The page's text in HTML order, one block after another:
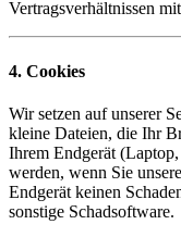
Vertragsverhältnissen
4. Cookies
Wir setzen auf unserer
kleine Dateien, die Ihr
Ihrem Endgerät
werden, wenn Sie
Endgerät keinen
sonstige Schadsoftware.